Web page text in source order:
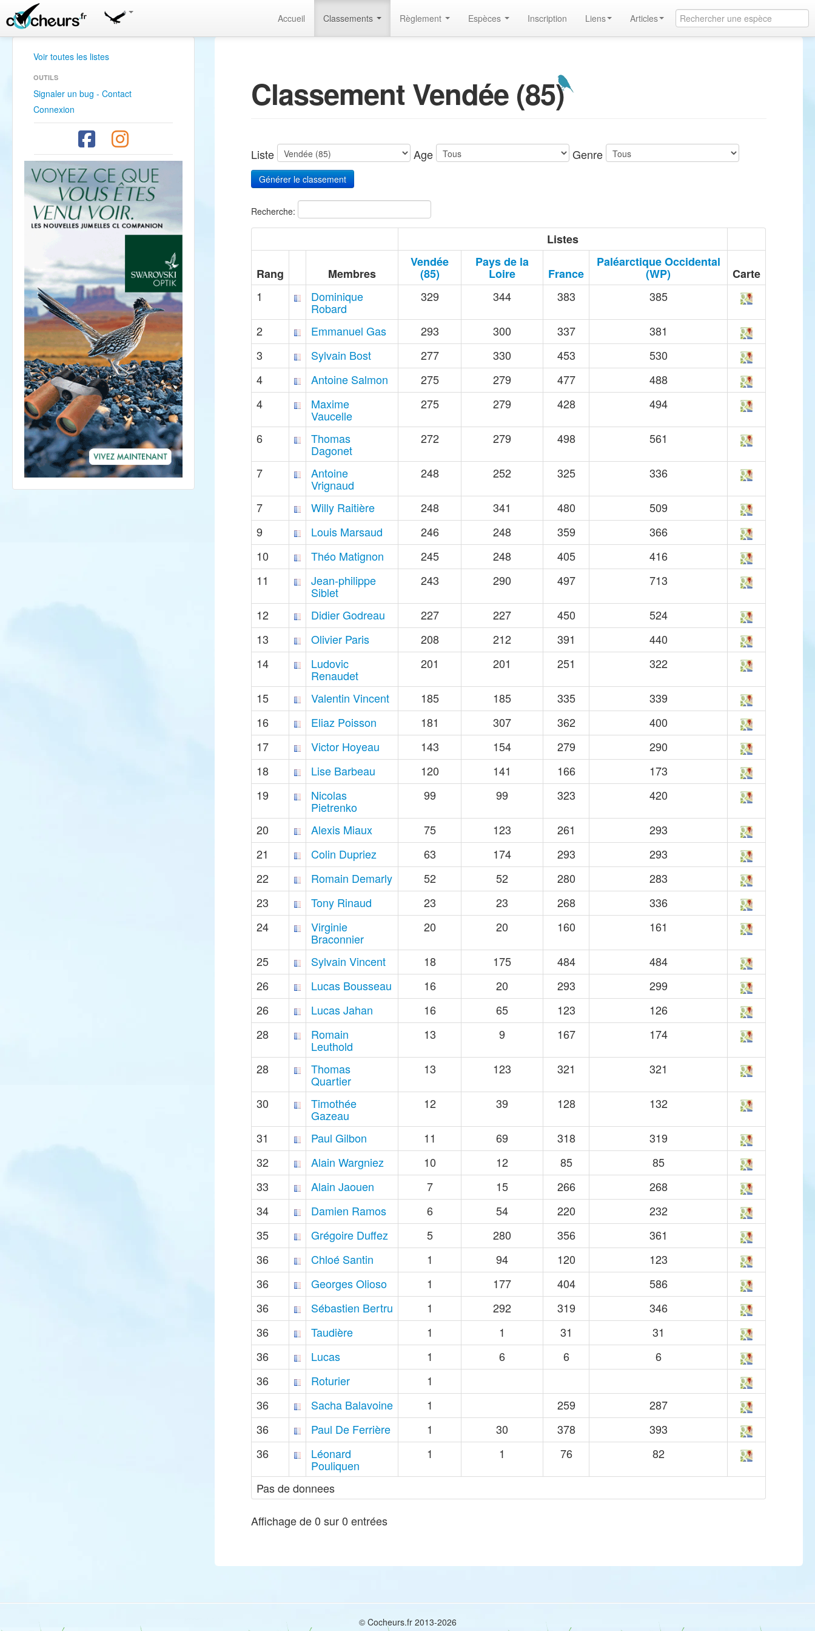
Accueil Classements Règlement Espèces Inscription Liens Articles
Voir toutes les listes
OUTILS
Signaler un bug - Contact
Connexion
Classement Vendée (85)
Liste Age Genre
Recherche:
Listes
Rang Membres
Vendée
(85)
Pays de la
Loire France
Paléarctique Occidental
(WP)
Carte
1
Dominique
Robard
329 344 383 385
2 Emmanuel Gas 293 300 337
381
3
Sylvain Bost 277 330 453
530
4
Antoine Salmon 275 279 477
488
4
Maxime
Vaucelle
275 279 428 494
6 Thomas
Dagonet
272 279 498 561
7 Antoine
Vrignaud
248 252 325 336
7 Willy Raitière 248 341 480
509
9
Louis Marsaud 246 248 359
366
10
Théo Matignon 245 248 405
416
11
Jean-philippe
Siblet
243 290 497 713
12 Didier Godreau 227 227 450
524
13
Olivier Paris 208 212 391
440
14
Ludovic
Renaudet
201 201 251 322
15 Valentin Vincent 185 185 335
339
16
Eliaz Poisson 181 307 362
400
17
Victor Hoyeau 143 154 279
290
18
Lise Barbeau 120 141 166
173
19
Nicolas
Pietrenko
99 99 323 420
20 Alexis Miaux 75 123 261
293
21
Colin Dupriez 63 174 293
293
22
Romain Demarly 52 52 280
283
23
Tony Rinaud 23 23 268
336
24
Virginie
Braconnier
20 20 160 161
25 Sylvain Vincent 18 175 484
484
26
Lucas Bousseau 16 20 293
299
26
Lucas Jahan 16 65 123
126
28
Romain
Leuthold
13 9 167 174
28 Thomas
Quartier
13 123 321 321
30 Timothée
Gazeau
12 39 128 132
31 Paul Gilbon 11 69 318
319
32
Alain Wargniez 10 12 85
85
33
Alain Jaouen 7 15 266
268
34
Damien Ramos 6 54 220
232
35
Grégoire Duffez 5 280 356
361
36
Chloé Santin 1 94 120
123
36
Georges Olioso 1 177 404
586
36
Sébastien Bertru 1 292 319
346
36
Taudière 1 1 31
31
36
Lucas 1 6 6
6
36
Roturier
1
36
Sacha Balavoine 1 259
287
36
Paul De Ferrière 1 30 378
393
36
Léonard
Pouliquen
1 1 76 82
Pas de donnees
Affichage de 0 sur 0 entrées
© Cocheurs.fr 2013-2026